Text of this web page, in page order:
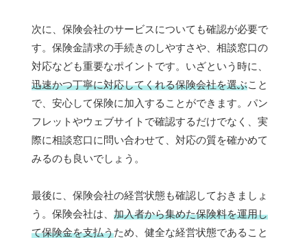
次に、保険会社のサービスについても確認が必要で
す。保険金請求の手続きのしやすさや、相談窓口の
対応なども重要なポイントです。いざという時に、
迅速かつ丁寧に対応してくれる保険会社を選ぶこと
で、安心して保険に加入することができます。パン
フレットやウェブサイトで確認するだけでなく、実
際に相談窓口に問い合わせて、対応の質を確かめて
みるのも良いでしょう。
最後に、保険会社の経営状態も確認しておきましょ
う。保険会社は、 加入者から集めた保険料を運用し
て保険金を支払うため、健全な経営状態であること